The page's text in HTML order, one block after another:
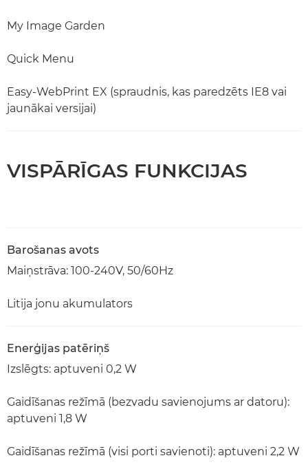
My Image Garden
Quick Menu
Easy-WebPrint EX (spraudnis, kas paredzēts IE8 vai
jaunākai versijai)
VISPĀRĪGAS FUNKCIJAS
Barošanas avots
Maiņstrāva: 100-240V, 50/60Hz
Litija jonu akumulators
Enerģijas patēriņš
Izslēgts: aptuveni 0,2 W
Gaidīšanas režīmā (bezvadu savienojums ar datoru):
aptuveni 1,8 W
Gaidīšanas režīmā (visi porti savienoti): aptuveni 2,2 W